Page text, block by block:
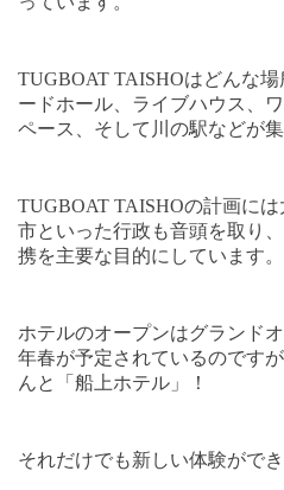
TUGBOAT TAISHOはどんな
ードホール、ライブハウス、
ペース、そして川の駅などが
TUGBOAT TAISHOの計画には
市といった行政も音頭を取り
携を主要な目的にしています。
ホテルのオープンはグランド
年春が予定されているのです
んと「船上ホテル」！
それだけでも新しい体験がで